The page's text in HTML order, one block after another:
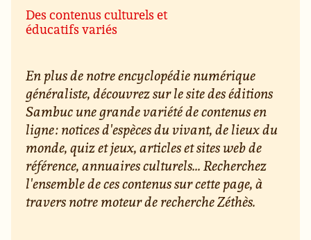
Des contenus culturels et
éducatifs variés
En plus de notre encyclopédie numérique
généraliste, découvrez sur le site des éditions
Sambuc une grande variété de contenus en
ligne : notices d'espèces du vivant, de lieux du
monde, quiz et jeux, articles et sites web de
référence, annuaires culturels... Recherchez
l'ensemble de ces contenus sur cette page, à
travers notre moteur de recherche Zéthès.